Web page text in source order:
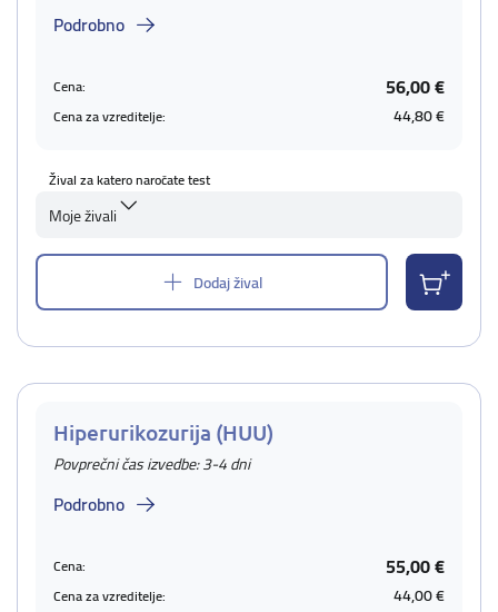
Podrobno
Cena: 56,00 €
Cena za vzreditelje: 44,80 €
Žival za katero naročate test
Moje živali
Dodaj žival
Hiperurikozurija (HUU)
Povprečni čas izvedbe: 3-4 dni
Podrobno
Cena: 55,00 €
Cena za vzreditelje: 44,00 €